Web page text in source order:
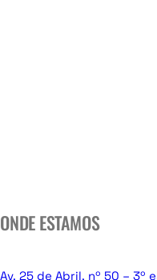
ONDE ESTAMOS
Av. 25 de Abril, nº 50 – 3º